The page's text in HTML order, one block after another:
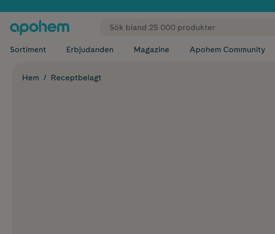
✓ Fri frakt
Sortiment Erbjudanden Magazine Apohem Community
Hem Receptbelagt